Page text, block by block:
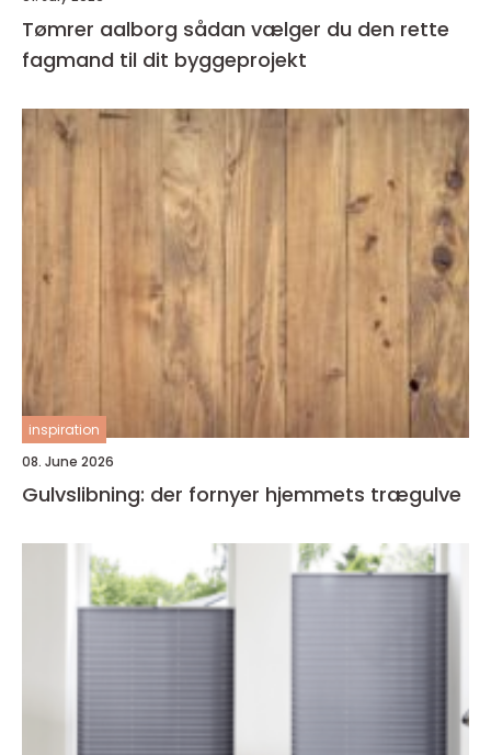
Tømrer aalborg sådan vælger du den rette
fagmand til dit byggeprojekt
inspiration
08. June 2026
Gulvslibning: der fornyer hjemmets trægulve